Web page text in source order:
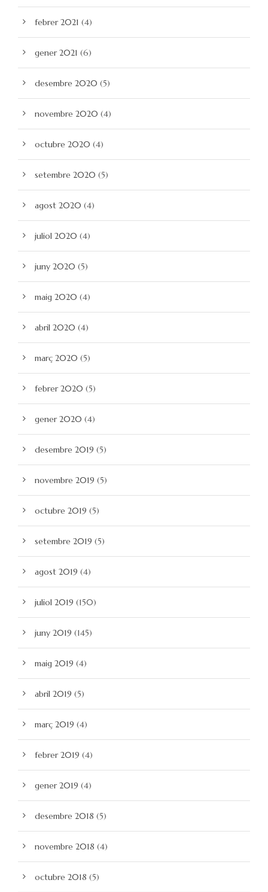
febrer 2021 (4)
gener 2021 (6)
desembre 2020 (5)
novembre 2020 (4)
octubre 2020 (4)
setembre 2020 (5)
agost 2020 (4)
juliol 2020 (4)
juny 2020 (5)
maig 2020 (4)
abril 2020 (4)
març 2020 (5)
febrer 2020 (5)
gener 2020 (4)
desembre 2019 (5)
novembre 2019 (5)
octubre 2019 (5)
setembre 2019 (5)
agost 2019 (4)
juliol 2019 (150)
juny 2019 (145)
maig 2019 (4)
abril 2019 (5)
març 2019 (4)
febrer 2019 (4)
gener 2019 (4)
desembre 2018 (5)
novembre 2018 (4)
octubre 2018 (5)